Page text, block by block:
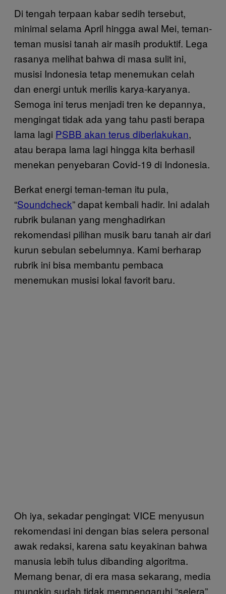
Di tengah terpaan kabar sedih tersebut,
minimal selama April hingga awal Mei, teman-
teman musisi tanah air masih produktif. Lega
rasanya melihat bahwa di masa sulit ini,
musisi Indonesia tetap menemukan celah
dan energi untuk merilis karya-karyanya.
Semoga ini terus menjadi tren ke depannya,
mengingat tidak ada yang tahu pasti berapa
lama lagi PSBB akan terus diberlakukan,
atau berapa lama lagi hingga kita berhasil
menekan penyebaran Covid-19 di Indonesia.
Berkat energi teman-teman itu pula,
“Soundcheck” dapat kembali hadir. Ini adalah
rubrik bulanan yang menghadirkan
rekomendasi pilihan musik baru tanah air dari
kurun sebulan sebelumnya. Kami berharap
rubrik ini bisa membantu pembaca
menemukan musisi lokal favorit baru.
Oh iya, sekadar pengingat: VICE menyusun
rekomendasi ini dengan bias selera personal
awak redaksi, karena satu keyakinan bahwa
manusia lebih tulus dibanding algoritma.
Memang benar, di era masa sekarang, media
mungkin sudah tidak mempengaruhi “selera”